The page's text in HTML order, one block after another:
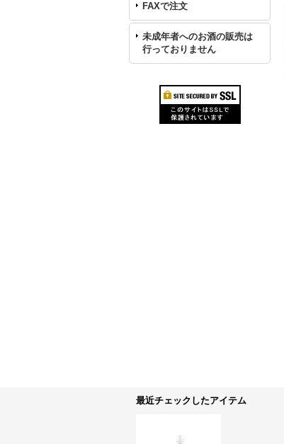
FAXで注文
未成年者へのお酒の販売は
行っておりません
最近チェックしたアイテム